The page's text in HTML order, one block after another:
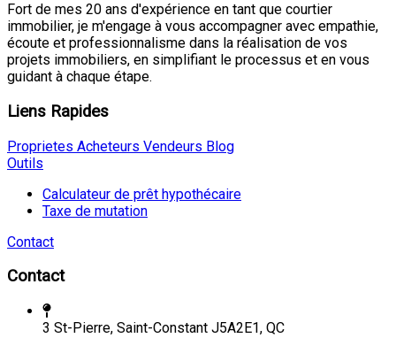
Fort de mes 20 ans d'expérience en tant que courtier
immobilier, je m'engage à vous accompagner avec empathie,
écoute et professionnalisme dans la réalisation de vos
projets immobiliers, en simplifiant le processus et en vous
guidant à chaque étape.
Liens Rapides
Proprietes Acheteurs Vendeurs Blog
Outils
Calculateur de prêt hypothécaire
Taxe de mutation
Contact
Contact
3 St-Pierre, Saint-Constant J5A2E1, QC